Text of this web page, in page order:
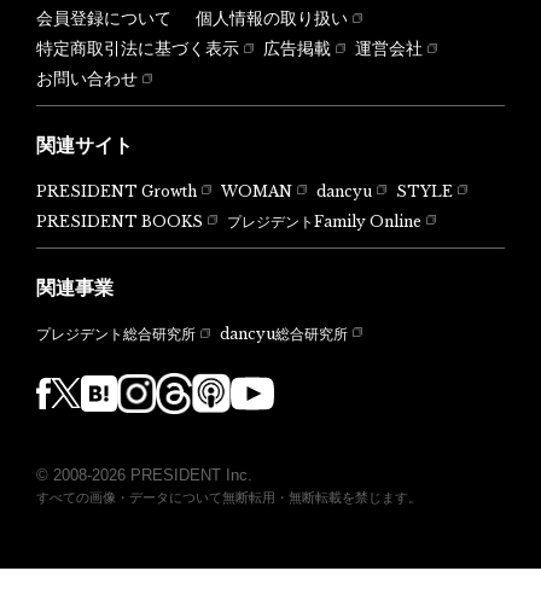
会員登録について
個人情報の取り扱い
特定商取引法に基づく表示
広告掲載
運営会社
お問い合わせ
関連サイト
PRESIDENT Growth WOMAN dancyu
STYLE
PRESIDENT BOOKS
プレジデントFamily Online
関連事業
プレジデント総合研究所 dancyu総合研究所
© 2008-2026 PRESIDENT Inc.
すべての画像・データについて無断転用・無断転載を禁じます。